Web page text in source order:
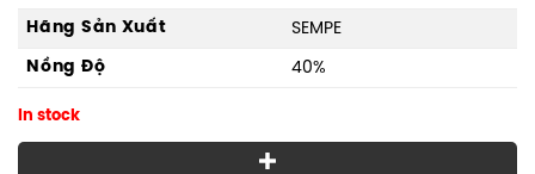
Hãng Sản Xuất
SEMPE
Nồng Độ
40%
In stock